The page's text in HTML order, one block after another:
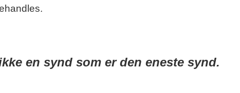
en synd som er den eneste synd.